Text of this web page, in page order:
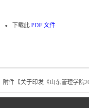
下载此 PDF 文件
附件【关于印发《山东管理学院